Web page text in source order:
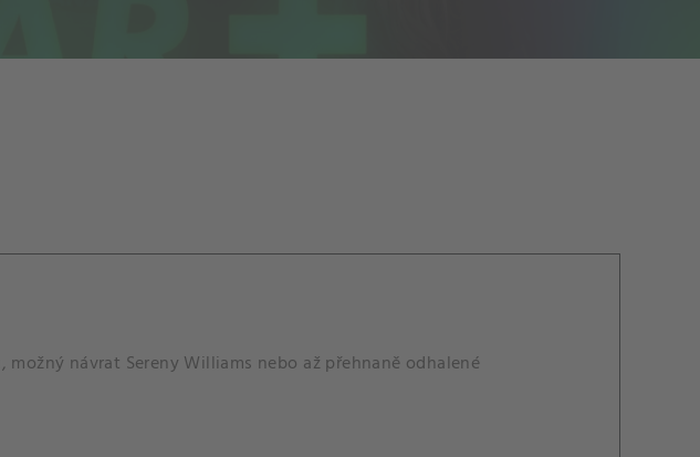
návrat Sereny Williams nebo až přehnaně odhalené